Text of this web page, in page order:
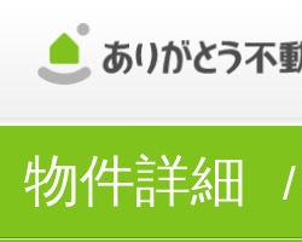
物件詳細